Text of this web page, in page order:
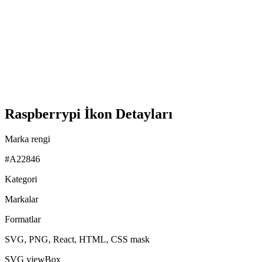
Raspberrypi İkon Detayları
Marka rengi
#A22846
Kategori
Markalar
Formatlar
SVG, PNG, React, HTML, CSS mask
SVG viewBox